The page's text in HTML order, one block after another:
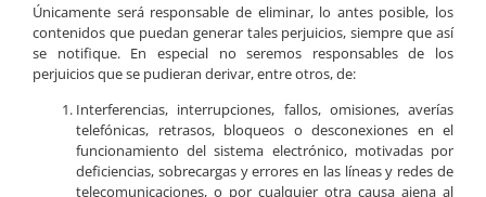
Únicamente será responsable de eliminar, lo antes posible, los
contenidos que puedan generar tales perjuicios, siempre que así
se notifique. En especial no seremos responsables de los
perjuicios que se pudieran derivar, entre otros, de:
Interferencias, interrupciones, fallos, omisiones, averías
telefónicas, retrasos, bloqueos o desconexiones en el
funcionamiento del sistema electrónico, motivadas por
deficiencias, sobrecargas y errores en las líneas y redes de
telecomunicaciones, o por cualquier otra causa ajena al